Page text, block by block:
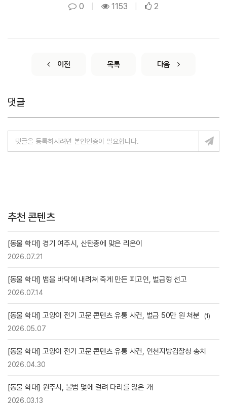
0 1153 2
이전 목록 다음
댓글
추천 콘텐츠
[동물 학대] 경기 여주시, 산탄총에 맞은 리온이
2026.07.21
[동물 학대] 뱀을 바닥에 내려쳐 죽게 만든 피고인, 벌금형 선고
2026.07.14
[동물 학대] 고양이 전기 고문 콘텐츠 유통 사건, 벌금 50만 원 처분 (1)
2026.05.07
[동물 학대] 고양이 전기 고문 콘텐츠 유통 사건, 인천지방검찰청 송치
2026.04.30
[동물 학대] 원주시, 불법 덫에 걸려 다리를 잃은 개
2026.03.13